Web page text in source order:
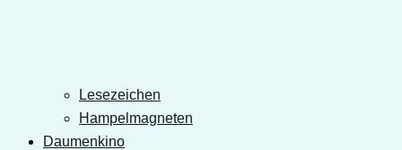
Lesezeichen
Hampelmagneten
Daumenkino